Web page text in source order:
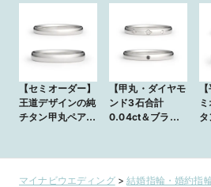
【セミオーダー】
王道デザインの純
チタン甲丸ペアリ
【甲丸・ダイヤモ
ンド3石合計
0.04ct＆ブラッ
タン甲丸ペアリン
グm-015
マイナビウエディング>結婚指輪・婚約指